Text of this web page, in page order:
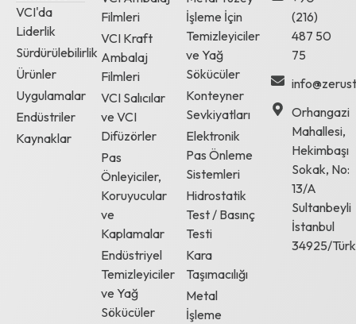
VCI'da
Liderlik
Sürdürülebilirlik
Ürünler
Uygulamalar
Endüstriler
Kaynaklar
Filmleri
VCI Kraft
Ambalaj
Filmleri
VCI Salıcılar
ve VCI
Difüzörler
Pas
Önleyiciler,
Koruyucular
ve
Kaplamalar
Endüstriyel
Temizleyiciler
ve Yağ
Sökücüler
İşleme İçin
Temizleyiciler
ve Yağ
Sökücüler
Konteyner
Sevkiyatları
Elektronik
Pas Önleme
Sistemleri
Hidrostatik
Test / Basınç
Testi
Kara
Taşımacılığı
Metal
İşleme
(216)
487 50
75
Orhangazi
Mahallesi,
Hekimbaşı
Sokak, No:
13/A
Sultanbeyli
İstanbul
34925/